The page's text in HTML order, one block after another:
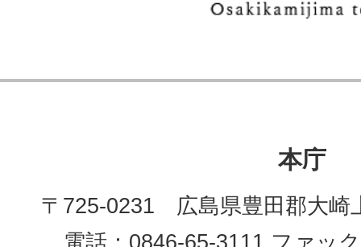
本庁
〒725-0231 広島県豊田郡大崎
電話：0846-65-3111 ファッ